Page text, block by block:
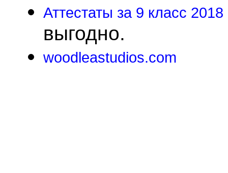
Аттестаты за 9 класс 2018
выгодно.
woodleastudios.com